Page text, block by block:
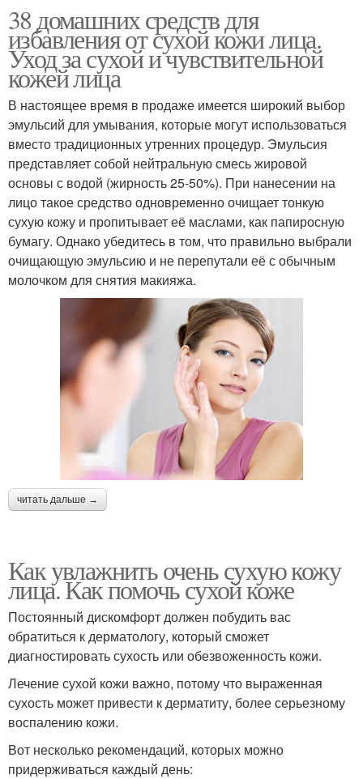
38 домашних средств для
избавления от сухой кожи лица.
Уход за сухой и чувствительной
кожей лица
В настоящее время в продаже имеется широкий выбор
эмульсий для умывания, которые могут использоваться
вместо традиционных утренних процедур. Эмульсия
представляет собой нейтральную смесь жировой
основы с водой (жирность 25-50%). При нанесении на
лицо такое средство одновременно очищает тонкую
сухую кожу и пропитывает её маслами, как папиросную
бумагу. Однако убедитесь в том, что правильно выбрали
очищающую эмульсию и не перепутали её с обычным
молочком для снятия макияжа.
читать дальше →
Как увлажнить очень сухую кожу
лица. Как помочь сухой коже
Постоянный дискомфорт должен побудить вас
обратиться к дерматологу, который сможет
диагностировать сухость или обезвоженность кожи.
Лечение сухой кожи важно, потому что выраженная
сухость может привести к дерматиту, более серьезному
воспалению кожи.
Вот несколько рекомендаций, которых можно
придерживаться каждый день: